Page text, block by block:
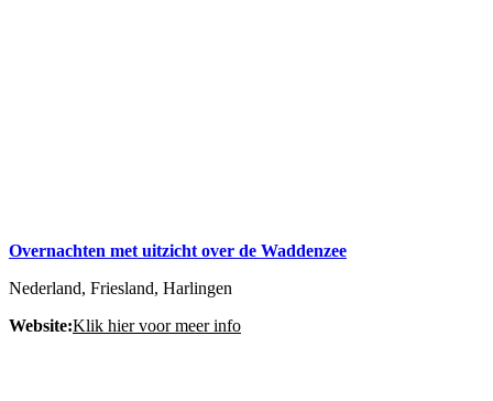
Overnachten met uitzicht over de Waddenzee
Nederland, Friesland, Harlingen
Website:Klik hier voor meer info